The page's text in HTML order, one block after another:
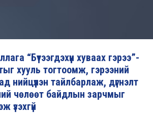
“Бүтээгдэхүүн хуваах гэрээ”-
хууль тогтоомж, гэрээний
нийцүүлэн тайлбарлаж, дүгнэлт
чөлөөт байдлын зарчмыг
үзэхгүй